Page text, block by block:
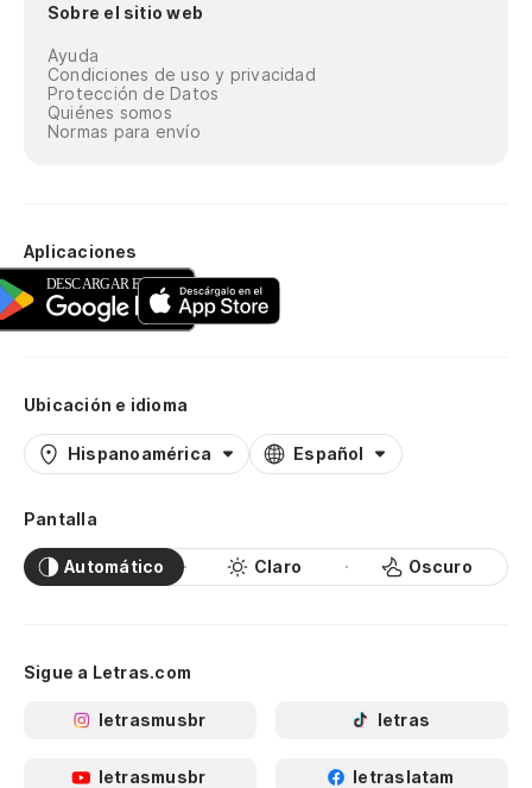
Sobre el sitio web
Ayuda
Condiciones de uso y privacidad
Protección de Datos
Quiénes somos
Normas para envío
Aplicaciones
Ubicación e idioma
Hispanoamérica Español
Pantalla
Automático Claro Oscuro
Sigue a Letras.com
letrasmusbr letras
letrasmusbr letraslatam